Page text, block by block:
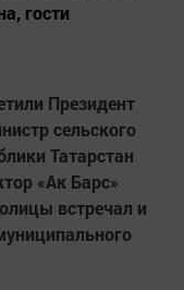
гости
Президент
сельского
Татарстан
«Ак Барс»
встречал и